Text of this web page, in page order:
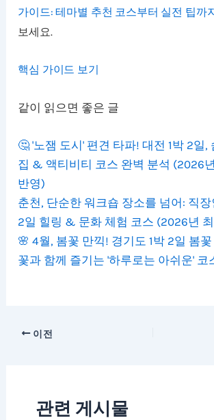
가이드: 테마별 추천 코스부터 실전 팁까
보세요.
핵심 가이드 보기
같이 읽으면 좋은 글
🤔 '노잼 도시' 편견 타파! 대전 1박 2일,
집 & 액티비티 코스 완벽 분석 (2026
반영)
춘천, 단순한 워크숍 장소를 넘어: 직장
2일 힐링 & 문화 체험 코스 (2026년
🌸 4월, 봄꽃 만끽! 경기도 1박 2일 봄꽃
꽃과 함께 즐기는 '하루로는 아쉬운' 코
이전
관련 게시물